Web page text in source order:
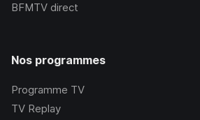
BFMTV direct
Nos programmes
Programme TV
TV Replay